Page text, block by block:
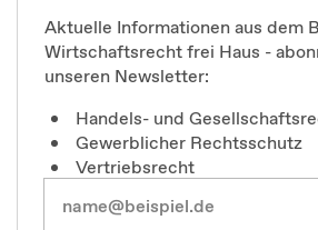
Aktuelle Informationen aus dem
Wirtschaftsrecht frei Haus -
unseren Newsletter:
Handels- und
Gewerblicher Rechtsschutz
Vertriebsrecht